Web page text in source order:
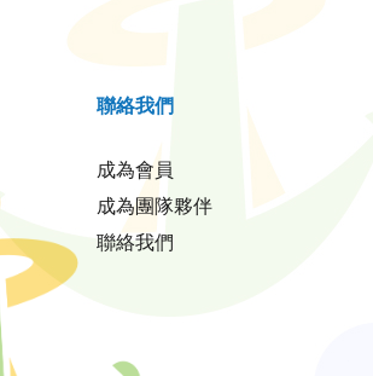
聯絡我們
成為會員
成為團隊夥伴
聯絡我們